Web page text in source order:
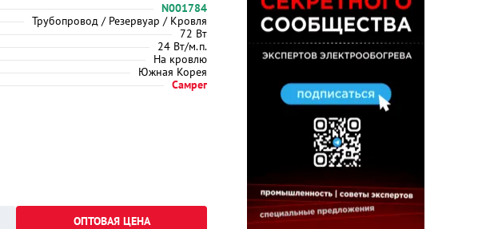
N001784
Трубопровод / Резервуар / Кровля
72 Вт
24 Вт/м.п.
На кровлю
Южная Корея
Самрег
ОПТОВАЯ ЦЕНА